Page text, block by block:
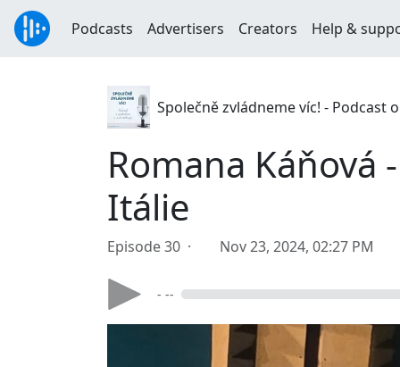
Podcasts Advertisers Creators Help &
Společně zvládneme víc! - Podcast
Romana Káňová
Itálie
Episode 30 · Nov 23, 2024, 02:27 PM
- --